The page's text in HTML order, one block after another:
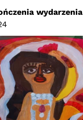
wydarzenia